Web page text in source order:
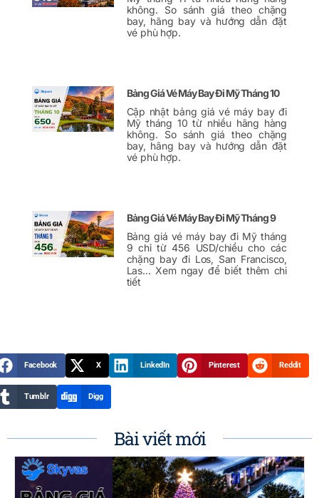
không. So sánh giá theo chặng
bay, hãng bay và hướng dẫn đặt
vé phù hợp.
Bảng Giá Vé Máy Bay Đi Mỹ Tháng 10
Cập nhật bảng giá vé máy bay đi
Mỹ tháng 10 từ nhiều hãng hàng
không. So sánh giá theo chặng
bay, hãng bay và hướng dẫn đặt
vé phù hợp.
Bảng Giá Vé Máy Bay Đi Mỹ Tháng 9
Bảng giá vé máy bay đi Mỹ tháng
9 chỉ từ 456 USD/chiều cho các
chặng bay đi Los, San Francisco,
Las… Xem ngay để biết thêm chi
tiết
Facebook X LinkedIn Pinterest Reddit
Tumblr Digg
Bài viết mới